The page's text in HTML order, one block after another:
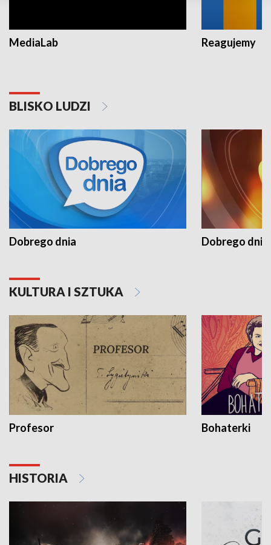
MediaLab Reagujemy
BLISKO LUDZI
Dobrego dnia Dobrego dnia
KULTURA I SZTUKA
Profesor Bohaterki
HISTORIA